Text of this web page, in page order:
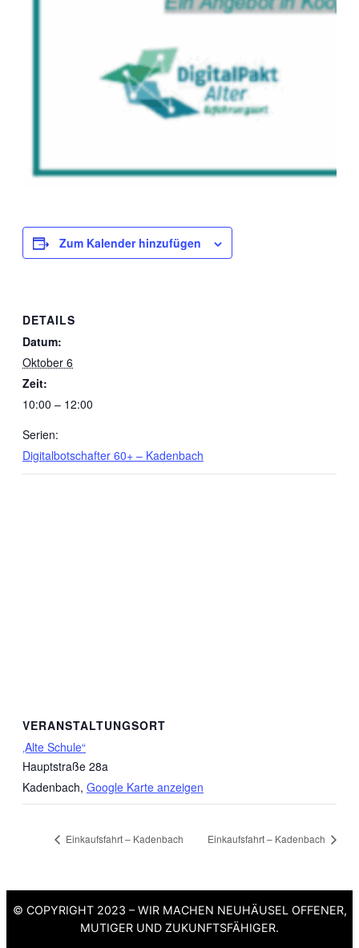
Zum Kalender hinzufügen
DETAILS
Datum:
Oktober 6
Zeit:
10:00 – 12:00
Serien:
Digitalbotschafter 60+ – Kadenbach
VERANSTALTUNGSORT
‚Alte Schule“
Hauptstraße 28a
Kadenbach, Google Karte anzeigen
Einkaufsfahrt – Kadenbach Einkaufsfahrt – Kadenbach
© COPYRIGHT 2023 – WIR MACHEN NEUHÄUSEL OFFENER,
MUTIGER UND ZUKUNFTSFÄHIGER.